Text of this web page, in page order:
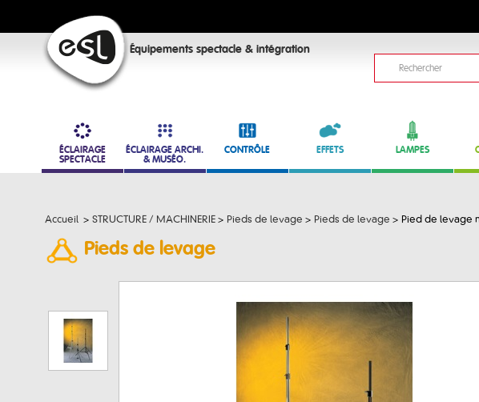
Équipements spectacle & intégration
ÉCLAIRAGE
SPECTACLE
ÉCLAIRAGE ARCHI.
& MUSÉO.
CONTRÔLE EFFETS LAMPES
Accueil > STRUCTURE / MACHINERIE > Pieds de levage > Pieds de levage > Pied de levage
Pieds de levage